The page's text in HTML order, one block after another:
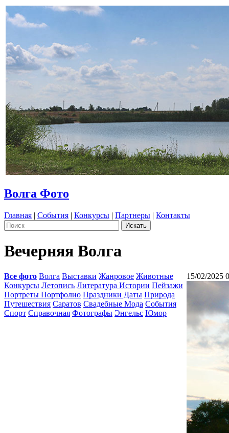
Волга Фото
Главная | События | Конкурсы | Партнеры | Контакты
Вечерняя Волга
Все фото Волга Выставки Жанровое Животные
Конкурсы Летопись Литература Истории Пейзажи
Портреты Портфолио Праздники Даты Природа
Путешествия Саратов Свадебные Мода События
Спорт Справочная Фотографы Энгельс Юмор
15/02/2025